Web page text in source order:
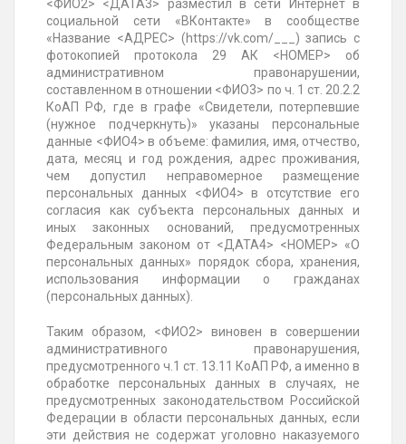
<ФИО2> <ДАТА3> разместил в сети Интернет в
социальной сети «ВКонтакте» в сообществе
«Название <АДРЕС> (https://vk.com/___) запись с
фотокопией протокола 29 АК <НОМЕР> об
административном правонарушении,
составленном в отношении <ФИО3> по ч. 1 ст. 20.2.2
КоАП РФ, где в графе «Свидетели, потерпевшие
(нужное подчеркнуть)» указаны персональные
данные <ФИО4> в объеме: фамилия, имя, отчество,
дата, месяц и год рождения, адрес проживания,
чем допустил неправомерное размещение
персональных данных <ФИО4> в отсутствие его
согласия как субъекта персональных данных и
иных законных оснований, предусмотренных
Федеральным законом от <ДАТА4> <НОМЕР> «О
персональных данных» порядок сбора, хранения,
использования информации о гражданах
(персональных данных).
Таким образом, <ФИО2> виновен в совершении
административного правонарушения,
предусмотренного ч.1 ст. 13.11 КоАП РФ, а именно в
обработке персональных данных в случаях, не
предусмотренных законодательством Российской
Федерации в области персональных данных, если
эти действия не содержат уголовно наказуемого